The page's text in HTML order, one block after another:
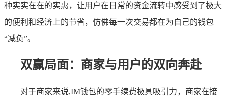
种实实在在的实惠，让用户在日常的资金流转中感受到了极大
的便利和经济上的节省，仿佛每一次交易都在为自己的钱包
“减负”。
双赢局面：商家与用户的双向奔赴
对于商家来说,IM钱包的零手续费极具吸引力，商家在接